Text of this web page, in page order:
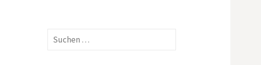
Suchen
nach: